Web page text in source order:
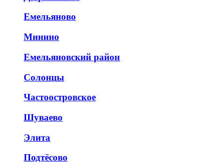
Емельяново
Минино
Емельяновский район
Солонцы
Частоостровское
Шуваево
Элита
Подтёсово